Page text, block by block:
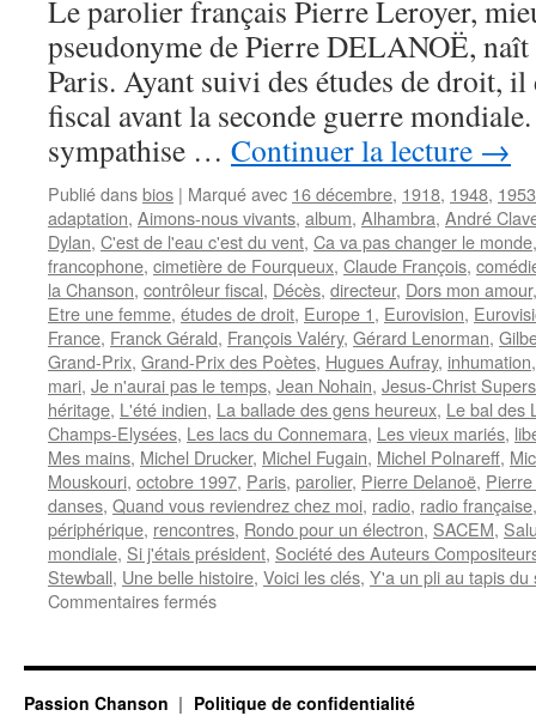
Le parolier français Pierre Leroyer,
pseudonyme de Pierre DELANOË,
Paris. Ayant suivi des études de droit,
fiscal avant la seconde guerre
sympathise … Continuer la lecture →
Publié dansbios | Marqué avec 16 décembre, 1918, 1948, 1953
adaptation, Aimons-nous vivants, album, Alhambra, André
Dylan, C'est de l'eau c'est du vent, Ca va pas changer le monde
francophone, cimetière de Fourqueux, Claude François,
la Chanson, contrôleur fiscal, Décès, directeur, Dors mon amour
Etre une femme, études de droit, Europe 1, Eurovision,
France, Franck Gérald, François Valéry, Gérard Lenorman,
Grand-Prix, Grand-Prix des Poètes, Hugues Aufray, inhumation
mari, Je n'aurai pas le temps, Jean Nohain, Jesus-Christ
héritage, L'été indien, La ballade des gens heureux, Le bal des
Champs-Elysées, Les lacs du Connemara, Les vieux mariés,
Mes mains, Michel Drucker, Michel Fugain, Michel Polnareff,
Mouskouri, octobre 1997, Paris, parolier, Pierre Delanoë,
danses, Quand vous reviendrez chez moi, radio, radio française
périphérique, rencontres, Rondo pour un électron, SACEM,
mondiale, Si j'étais président, Société des Auteurs
Stewball, Une belle histoire, Voici les clés, Y'a un pli au tapis du
Commentaires ferméssur
Passion Chanson Politique de confidentialité